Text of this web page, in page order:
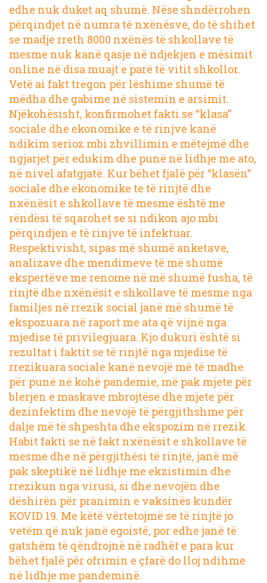
edhe nuk duket aq shumë. Nëse shndërrohen
përqindjet në numra të nxënësve, do të shihet
se madje rreth 8000 nxënës të shkollave të
mesme nuk kanë qasje në ndjekjen e mësimit
online në disa muajt e parë të vitit shkollor.
Vetë ai fakt tregon për lëshime shumë të
mëdha dhe gabime në sistemin e arsimit.
Njëkohësisht, konfirmohet fakti se “klasa”
sociale dhe ekonomike e të rinjve kanë
ndikim serioz mbi zhvillimin e mëtejmë dhe
ngjarjet për edukim dhe punë në lidhje me ato,
në nivel afatgjatë. Kur bëhet fjalë për “klasën”
sociale dhe ekonomike te të rinjtë dhe
nxënësit e shkollave të mesme është me
rëndësi të sqarohet se si ndikon ajo mbi
përqindjen e të rinjve të infektuar.
Respektivisht, sipas më shumë anketave,
analizave dhe mendimeve të më shumë
ekspertëve me renome në më shumë fusha, të
rinjtë dhe nxënësit e shkollave të mesme nga
familjes në rrezik social janë më shumë të
ekspozuara në raport me ata që vijnë nga
mjedise të privilegjuara. Kjo dukuri është si
rezultat i faktit se të rinjtë nga mjedise të
rrezikuara sociale kanë nevojë më të madhe
për punë në kohë pandemie, më pak mjete për
blerjen e maskave mbrojtëse dhe mjete për
dezinfektim dhe nevojë të përgjithshme për
dalje më të shpeshta dhe ekspozim në rrezik.
Habit fakti se në fakt nxënësit e shkollave të
mesme dhe në përgjithësi të rinjtë, janë më
pak skeptikë në lidhje me ekzistimin dhe
rrezikun nga virusi, si dhe nevojën dhe
dëshirën për pranimin e vaksinës kundër
KOVID 19. Me këtë vërtetojmë se të rinjtë jo
vetëm që nuk janë egoistë, por edhe janë të
gatshëm të qëndrojnë në radhët e para kur
bëhet fjalë për ofrimin e çfarë do lloj ndihme
në lidhje me pandeminë.